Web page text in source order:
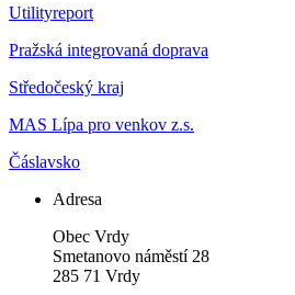
Utilityreport
Pražská integrovaná doprava
Středočeský kraj
MAS Lípa pro venkov z.s.
Čáslavsko
Adresa
Obec Vrdy
Smetanovo náměstí 28
285 71 Vrdy